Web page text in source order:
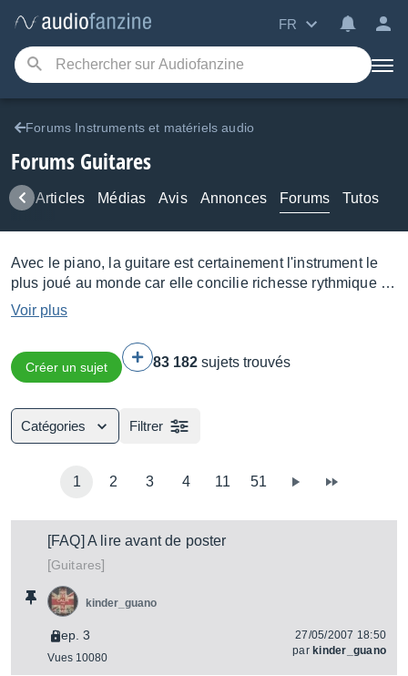
FR
Forums Instruments et matériels audio
Forums Guitares
Articles Médias Avis Annonces Forums Tutos
Avec le piano, la guitare est certainement l'instrument le
plus joué au monde car elle concilie richesse rythmique et
harmonique tout en restant relativement abordable… et
transportable.
, elle se compose d'un manche fretté et d'une
caisse (ou d'une table) de résonance, sur lesquels sont
tendues 6 à 12 cordes qu'on pince pour produire du son.
Voir plus
Créer un sujet 83 182 sujets trouvés
Catégories Filtrer
1 2 3 4 11 51
[FAQ] A lire avant de poster
[Guitares]
Rep. 3
Vues 10080
kinder_guano
27/05/2007 18:50
par kinder_guano